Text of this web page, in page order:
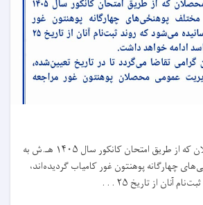
به اطلاع آن‌عده از محصلان که از طریق امتحان کانکور سال ۱۴۰۵ هـ.ش به
چهارگانه پوهنتون غور کامیاب گردیده‌اند،
آنان از تاریخ ۲۵ . . .